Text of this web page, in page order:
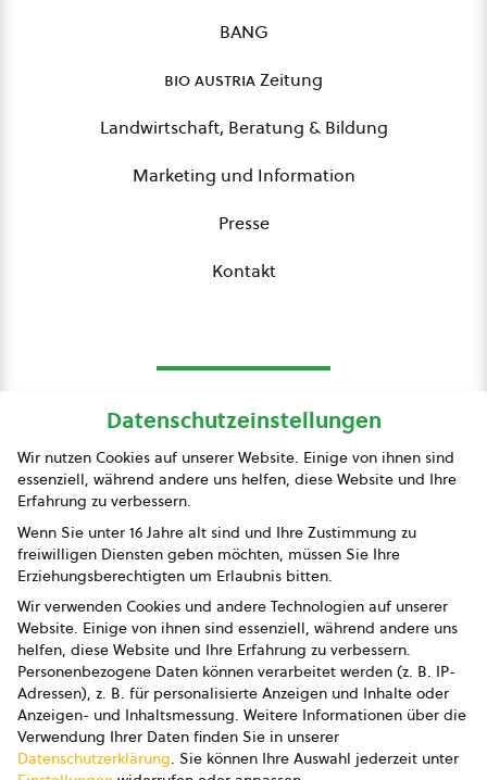
BANG
bio austriaZeitung
Landwirtschaft, Beratung & Bildung
Marketing und Information
Presse
Kontakt
Presse
Impressum
Datenschutz
AGB
AGB Marketing GmbH
AGB Bildung
Newsletter
Datenschutzeinstellungen
Wir nutzen Cookies auf unserer Website. Einige von ihnen sind
essenziell, während andere uns helfen, diese Website und Ihre
Erfahrung zu verbessern.
Wenn Sie unter 16 Jahre alt sind und Ihre Zustimmung zu
freiwilligen Diensten geben möchten, müssen Sie Ihre
Erziehungsberechtigten um Erlaubnis bitten.
Wir verwenden Cookies und andere Technologien auf unserer
Website. Einige von ihnen sind essenziell, während andere uns
helfen, diese Website und Ihre Erfahrung zu verbessern.
Personenbezogene Daten können verarbeitet werden (z. B. IP-
Adressen), z. B. für personalisierte Anzeigen und Inhalte oder
Anzeigen- und Inhaltsmessung. Weitere Informationen über die
Verwendung Ihrer Daten finden Sie in unserer
Datenschutzerklärung. Sie können Ihre Auswahl jederzeit unter